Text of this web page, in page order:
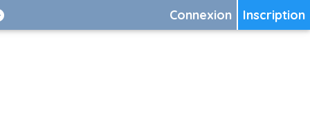
Inscription
Connexion